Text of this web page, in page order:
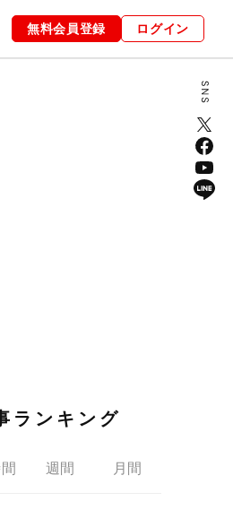
編集部 お知らせ
無料会員登録 ログイン
ランキング
週間 月間